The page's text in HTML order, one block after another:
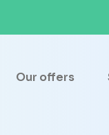
Our offers